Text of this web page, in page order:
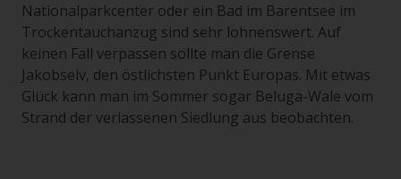
Nationalparkcenter oder ein Bad im Barentsee im
Trockentauchanzug sind sehr lohnenswert. Auf
keinen Fall verpassen sollte man die Grense
Jakobselv, den östlichsten Punkt Europas. Mit etwas
Glück kann man im Sommer sogar Beluga-Wale vom
Strand der verlassenen Siedlung aus beobachten.